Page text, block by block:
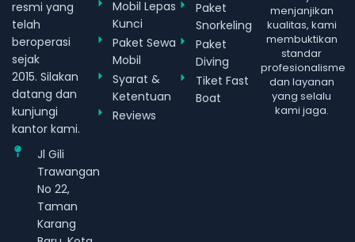
resmi yang
telah
beroperasi
sejak
2015. Silakan
datang dan
kunjungi
kantor kami.
Jl Gili
Trawangan
No 22,
Taman
Karang
Mobil Lepas
Kunci
Paket Sewa
Mobil
Syarat &
Ketentuan
Reviews
Paket
Snorkeling
Paket
Diving
Tiket Fast
Boat
menjanjikan
kualitas, kami
membuktikan
standar
profesionalisme
dan layanan
yang selalu
kami jaga.